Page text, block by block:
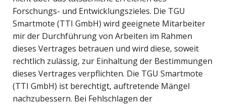
Forschungs- und Entwicklungszieles. Die TGU
Smartmote (TTI GmbH) wird geeignete Mitarbeiter
mir der Durchführung von Arbeiten im Rahmen
dieses Vertrages betrauen und wird diese, soweit
rechtlich zulässig, zur Einhaltung der Bestimmungen
dieses Vertrages verpflichten. Die TGU Smartmote
(TTI GmbH) ist berechtigt, auftretende Mängel
nachzubessern. Bei Fehlschlagen der